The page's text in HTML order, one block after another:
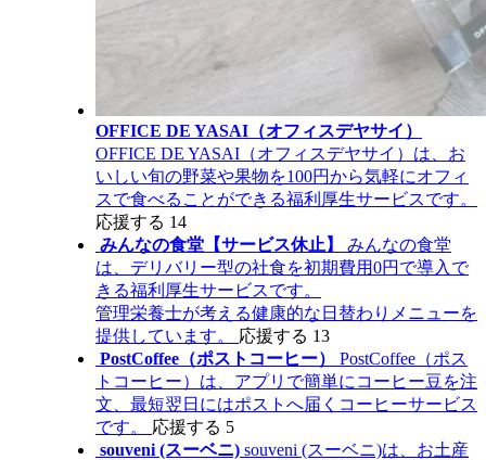
OFFICE DE YASAI（オフィスデヤサイ）
OFFICE DE YASAI（オフィスデヤサイ）は、お
いしい旬の野菜や果物を100円から気軽にオフィ
スで食べることができる福利厚生サービスです。
応援する 14
みんなの食堂【サービス休止】
みんなの食堂
は、デリバリー型の社食を初期費用0円で導入で
きる福利厚生サービスです。
管理栄養士が考える健康的な日替わりメニューを
提供しています。
応援する 13
PostCoffee（ポストコーヒー）
PostCoffee（ポス
トコーヒー）は、アプリで簡単にコーヒー豆を注
文、最短翌日にはポストへ届くコーヒーサービス
です。
応援する 5
souveni (スーベニ) souveni (スーベニ)は、お土産